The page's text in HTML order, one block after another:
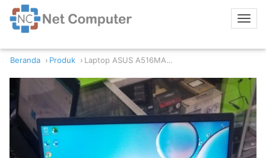
Beranda Produk Laptop ASUS A516MA Intel Celeron N4020 4GB RAM 256GB SSD NVME